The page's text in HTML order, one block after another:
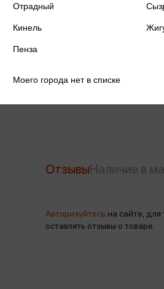
Производитель
Отзывы
Авторизуйтесь на сайте, для
оставлять отзывы о товаре.
Отрадный
Кинель
Пенза
Моего города нет в списке